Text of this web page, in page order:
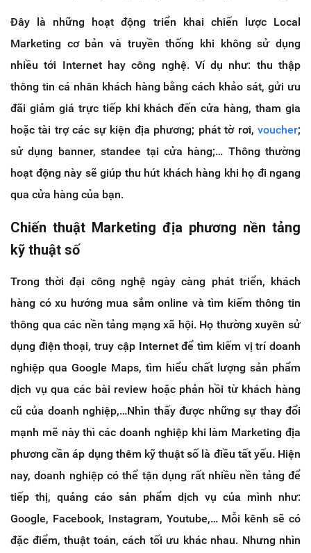
Đây là những hoạt động triển khai chiến lược Local
Marketing cơ bản và truyền thống khi không sử dụng
nhiều tới Internet hay công nghệ. Ví dụ như: thu thập
thông tin cá nhân khách hàng bằng cách khảo sát, gửi ưu
đãi giảm giá trực tiếp khi khách đến cửa hàng, tham gia
hoặc tài trợ các sự kiện địa phương; phát tờ rơi, voucher;
sử dụng banner, standee tại cửa hàng;… Thông thường
hoạt động này sẽ giúp thu hút khách hàng khi họ đi ngang
qua cửa hàng của bạn.
Chiến thuật Marketing địa phương nền tảng
kỹ thuật số
Trong thời đại công nghệ ngày càng phát triển, khách
hàng có xu hướng mua sắm online và tìm kiếm thông tin
thông qua các nền tảng mạng xã hội. Họ thường xuyên sử
dụng điện thoại, truy cập Internet để tìm kiếm vị trí doanh
nghiệp qua Google Maps, tìm hiểu chất lượng sản phẩm
dịch vụ qua các bài review hoặc phản hồi từ khách hàng
cũ của doanh nghiệp,…Nhìn thấy được những sự thay đổi
mạnh mẽ này thì các doanh nghiệp khi làm Marketing địa
phương cần áp dụng thêm kỹ thuật số là điều tất yếu. Hiện
nay, doanh nghiệp có thể tận dụng rất nhiều nền tảng để
tiếp thị, quảng cáo sản phẩm dịch vụ của mình như:
Google, Facebook, Instagram, Youtube,… Mỗi kênh sẽ có
đặc điểm, thuật toán, cách tối ưu khác nhau. Nhưng nhìn